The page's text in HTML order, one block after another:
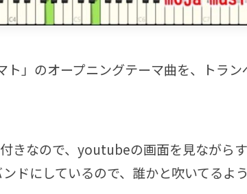
」のオープニングテーマ曲を、トラン
きなので、youtubeの画面を見ながら
ドにしているので、誰かと吹いてるよ